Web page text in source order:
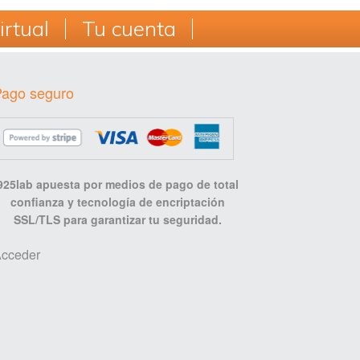
exportación de Plan Cameral
Gastos de envío [descargable]
Tu cuenta
seguro
apuesta por medios de pago de total
confianza y tecnología de encriptación
SSL/TLS para garantizar tu seguridad.